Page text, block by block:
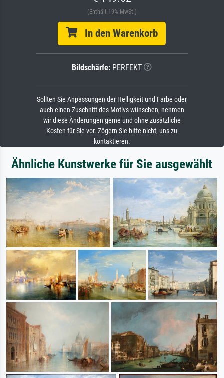
(Enthält 19% MwSt.)
In den Warenkorb
Bildschärfe: PERFEKT
Sollten Sie Anpassungen der Helligkeit und Farbe oder
auch einen Zuschnitt des Motivs wünschen, nehmen
wir diese Änderungen gerne und ohne zusätzliche
Kosten für Sie vor. Zögern Sie bitte nicht, uns zu
kontaktieren.
Ähnliche Kunstwerke für Sie ausgewählt